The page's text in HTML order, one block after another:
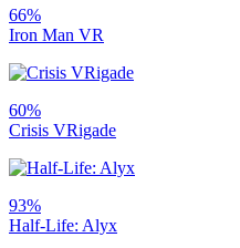
66%
Iron Man VR
60%
Crisis VRigade
93%
Half-Life: Alyx